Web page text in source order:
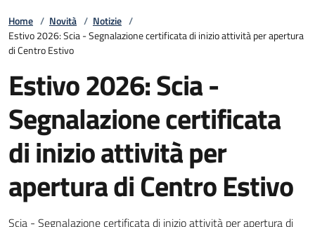
Home / Novità / Notizie /
Estivo 2026: Scia - Segnalazione certificata di inizio attività per apertura
di Centro Estivo
Estivo 2026: Scia -
Segnalazione certificata
di inizio attività per
apertura di Centro Estivo
Scia - Segnalazione certificata di inizio attività per apertura di